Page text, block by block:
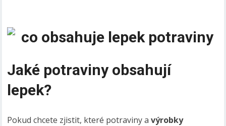
Jaké potraviny obsahují
lepek?
Pokud chcete zjistit, které potraviny avýrobky